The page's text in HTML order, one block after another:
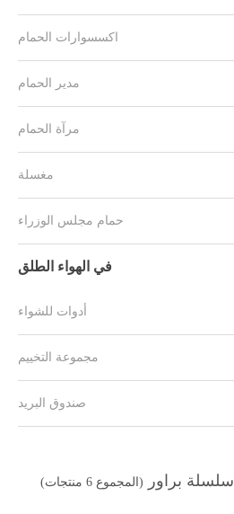
اكسسوارات الحمام
مدير الحمام
مرآة الحمام
مغسلة
حمام مجلس الوزراء
في الهواء الطلق
أدوات للشواء
مجموعة التخييم
صندوق البريد
سلسلة براور (المجموع 6 منتجات)